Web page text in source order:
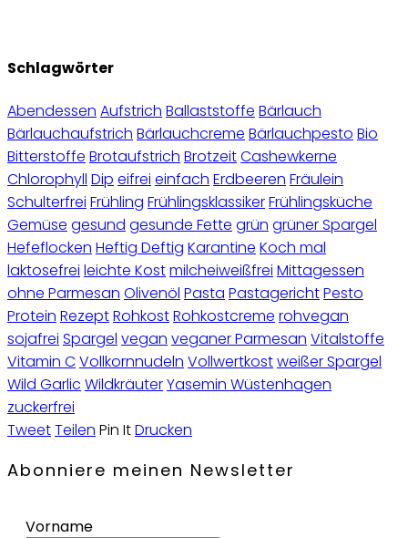
Schlagwörter
Abendessen Aufstrich Ballaststoffe Bärlauch
Bärlauchaufstrich Bärlauchcreme Bärlauchpesto Bio
Bitterstoffe Brotaufstrich BrotzeitCashewkerne
Chlorophyll Dip eifrei einfach Erdbeeren Fräulein
Schulterfrei Frühling FrühlingsklassikerFrühlingsküche
Gemüse gesund gesunde Fette grün grüner Spargel
Hefeflocken Heftig Deftig Karantine Koch mal
laktosefrei leichte Kostmilcheiweißfrei Mittagessen
ohne Parmesan Olivenöl Pasta PastagerichtPesto
Protein RezeptRohkostRohkostcreme rohvegan
sojafrei Spargel vegan veganer Parmesan Vitalstoffe
Vitamin CVollkornnudeln Vollwertkostweißer Spargel
Wild Garlic WildkräuterYasemin Wüstenhagen
zuckerfrei
TweetTeilen Pin ItDrucken
Abonniere meinen Newsletter
Vorname